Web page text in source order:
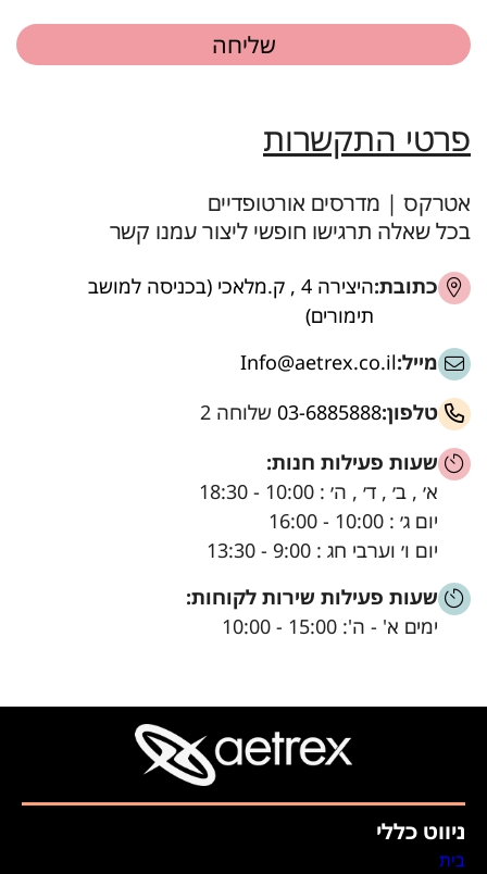
פרטי התקשרות
אטרקס | מדרסים אורטופדיים
בכל שאלה תרגישו חופשי ליצור עמנו קשר
כתובת:
היצירה 4 , ק.מלאכי (בכניסה למושב
תימורים)
מייל:Info@aetrex.co.il
טלפון:03-6885888 שלוחה 2
שעות פעילות חנות:
א׳ , ב׳ , ד׳ , ה׳ : 10:00 - 18:30
יום ג׳ : 10:00 - 16:00
יום ו׳ וערבי חג : 9:00 - 13:30
שעות פעילות שירות לקוחות:
ימים א' - ה': 15:00 - 10:00
ניווט כללי
בית